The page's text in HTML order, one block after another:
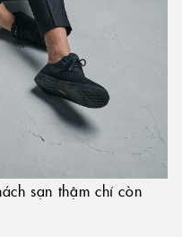
sạn thậm chí còn